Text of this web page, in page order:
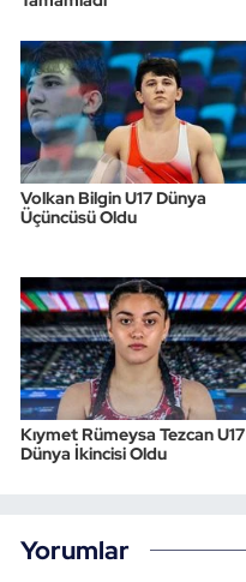
Volkan Bilgin U17 Dünya
Üçüncüsü Oldu
Kıymet Rümeysa Tezcan U17
Dünya İkincisi Oldu
Yorumlar